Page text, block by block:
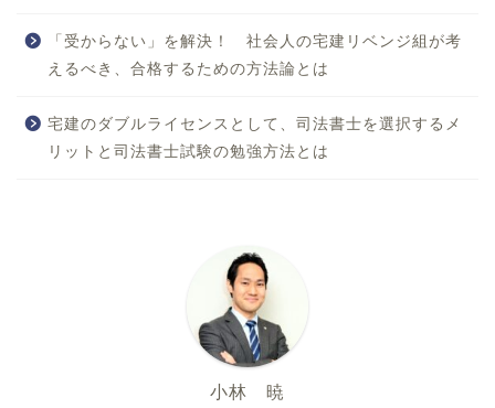
「受からない」を解決！ 社会人の宅建リベンジ組が考
えるべき、合格するための方法論とは
宅建のダブルライセンスとして、司法書士を選択するメ
リットと司法書士試験の勉強方法とは
小林 暁